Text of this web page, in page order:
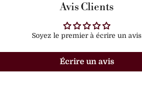
Avis Clients
Soyez le premier à écrire un avis
Écrire un avis